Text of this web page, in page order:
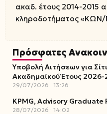
ακαδ. έτους 2014-2015
κληροδοτήματος
Πρόσφατες
Υποβολή Αιτήσεων για
Ακαδημαϊκού Έτους 2026-
29/07/2026 13:26
KPMG, Advisory
28/07/2026 14:02